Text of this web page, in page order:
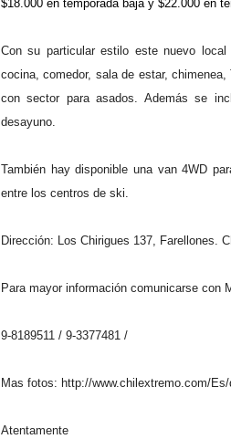
$18.000 en temporada baja y $22.000 en
Con su particular estilo este nuevo
cocina, comedor, sala de estar,
con sector para asados. Además se
desayuno.
También hay disponible una van 4WD
entre los centros de ski.
Dirección: Los Chirigues 137, Farellones.
Para mayor información comunicarse con
9-8189511 / 9-3377481 /
Mas fotos: http://www.chilextremo.com/
Atentamente